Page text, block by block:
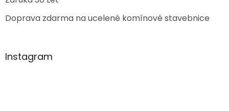
Doprava zdarma na ucelené komínové stavebnice
Instagram